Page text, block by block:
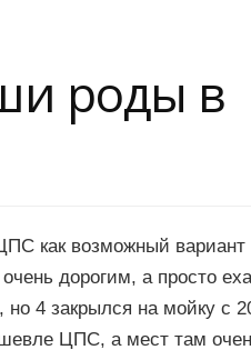
роды в
как возможный вариант
дорогим, а просто
4 закрылся на мойку с
ЦПС, а мест там